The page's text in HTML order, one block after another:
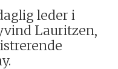
leder i
Lauritzen,